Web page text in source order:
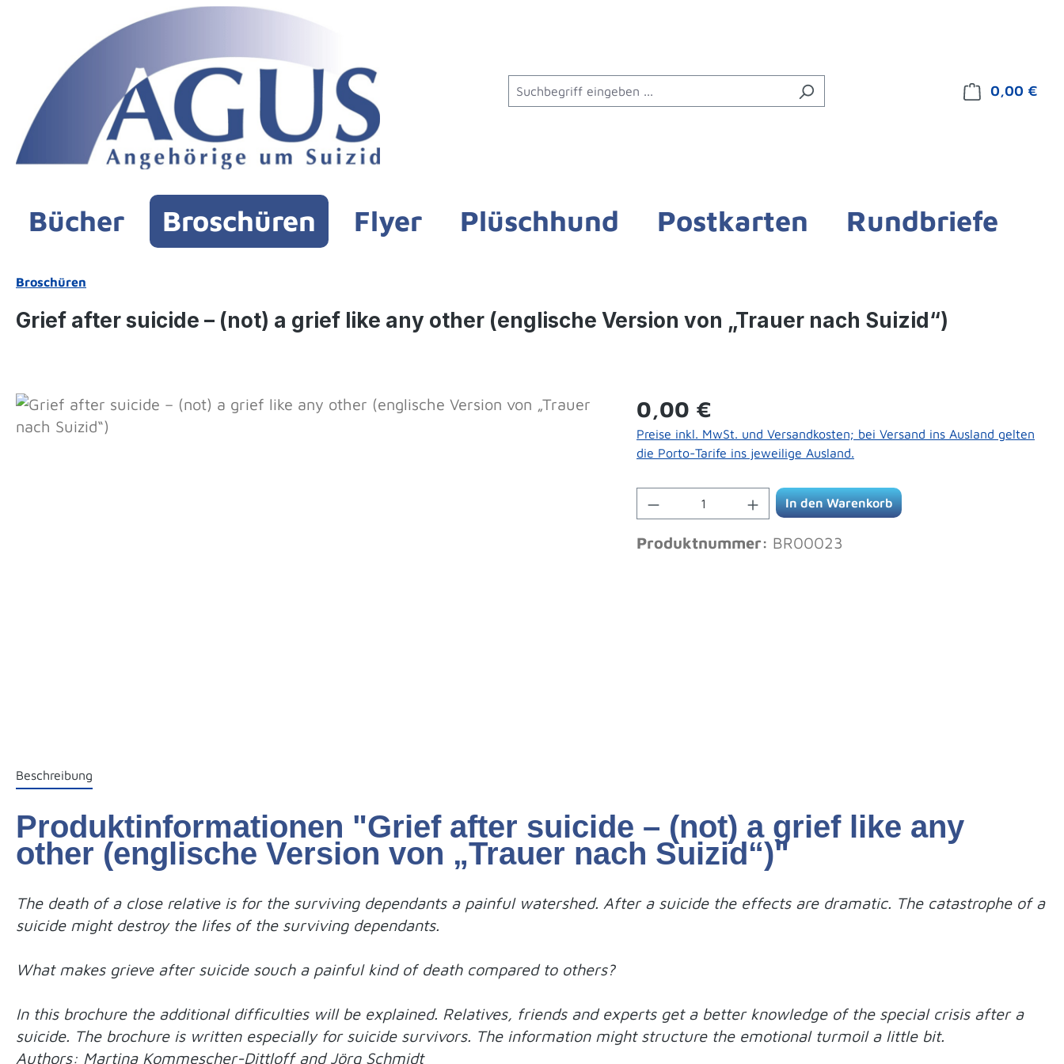
Hauptinhalt springen
Zur Suche springen
Zur Hauptnavigation springen
0,00 €
Bücher Broschüren Flyer Plüschhund Postkarten Rundbriefe
Broschüren
Grief after suicide – (not) a grief like any other (englische Version von „Trauer nach Suizid“)
Bildergalerie überspringen Regulärer Preis:
0,00 €
Preise inkl. MwSt. und Versandkosten; bei Versand ins Ausland gelten
die Porto-Tarife ins jeweilige Ausland.
Produkt Anzahl: Gib den gewünschten Wert
In den Warenkorb
Produktnummer: BR00023
Beschreibung
Produktinformationen "Grief after suicide – (not) a grief like any
other (englische Version von „Trauer nach Suizid“)"
The death of a close relative is for the surviving dependants a painful watershed. After a suicide the effects are dramatic. The catastrophe of a
suicide might destroy the lifes of the surviving dependants.
What makes grieve after suicide souch a painful kind of death compared to others?
In this brochure the additional difficulties will be explained. Relatives, friends and experts get a better knowledge of the special crisis after a
suicide. The brochure is written especially for suicide survivors. The information might structure the emotional turmoil a little bit.
Authors: Martina Kommescher-Dittloff and Jörg Schmidt